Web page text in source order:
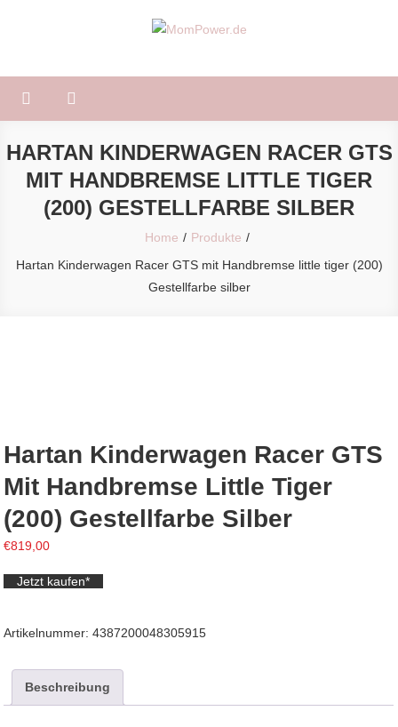
HARTAN KINDERWAGEN RACER GTS
MIT HANDBREMSE LITTLE TIGER
(200) GESTELLFARBE SILBER
Home
Produkte
Hartan Kinderwagen Racer GTS mit Handbremse little tiger (200)
Gestellfarbe silber
Hartan Kinderwagen Racer GTS
Mit Handbremse Little Tiger
(200) Gestellfarbe Silber
€819,00
Jetzt kaufen*
Artikelnummer:4387200048305915
Beschreibung